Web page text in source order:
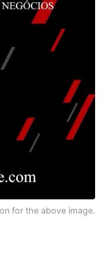
for the above image.